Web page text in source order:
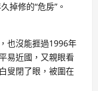
修的“危房”。
也沒能捱過1996年
易近國，又親眼看
叟閉了眼，被圍在